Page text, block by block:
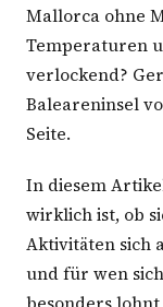
Mallorca ohne
Temperaturen
verlockend?
Baleareninsel
Seite.
In diesem
wirklich ist, ob
Aktivitäten sich
und für wen